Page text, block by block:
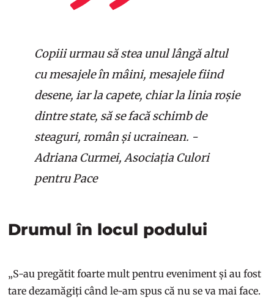
Copiii urmau să stea unul lângă altul
cu mesajele în mâini, mesajele fiind
desene, iar la capete, chiar la linia roșie
dintre state, să se facă schimb de
steaguri, român și ucrainean. -
Adriana Curmei, Asociația Culori
pentru Pace
Drumul în locul podului
„S-au pregătit foarte mult pentru eveniment și au fost
tare dezamăgiți când le-am spus că nu se va mai face.